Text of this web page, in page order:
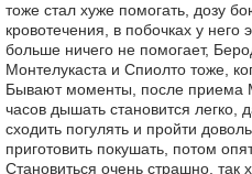
тоже стал хуже помогать, дозу
кровотечения, в побочках у него
больше ничего не помогает,
Монтелукаста и Спиолто тоже,
Бывают моменты, после приема
часов дышать становится легко,
сходить погулять и пройти
приготовить покушать, потом
Становиться очень страшно, так